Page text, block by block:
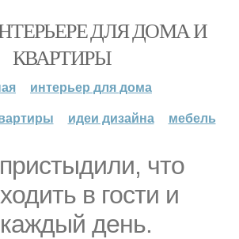
ДЛЯ ДОМА И
КВАРТИРЫ
интерьер для дома
идеи дизайна мебель
что
в гости и
день.